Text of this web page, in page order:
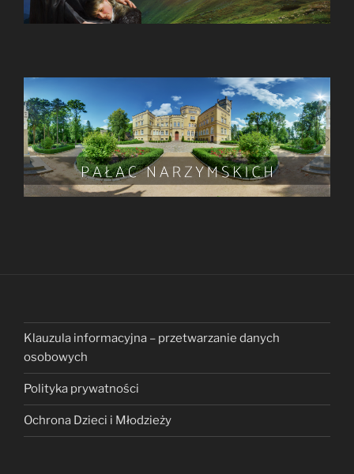
Klauzula informacyjna – przetwarzanie danych
osobowych
Polityka prywatności
Ochrona Dzieci i Młodzieży